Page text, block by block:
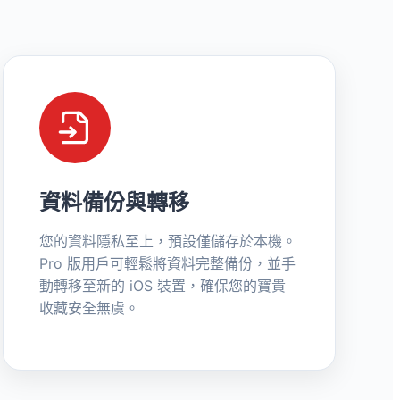
您的資料隱私至上，預設僅儲存於本機。
Pro 版用戶可輕鬆將資料完整備份，並手
動轉移至新的 iOS 裝置，確保您的寶貴
收藏安全無虞。